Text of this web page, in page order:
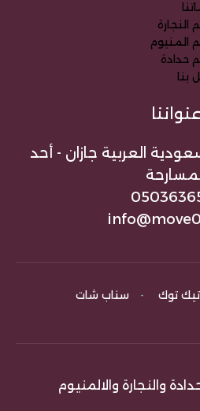
المنيوم
حدادة
بنا
العربية جازان - أحد
تيك توك - سناب شات
والنجارة والالمنيوم